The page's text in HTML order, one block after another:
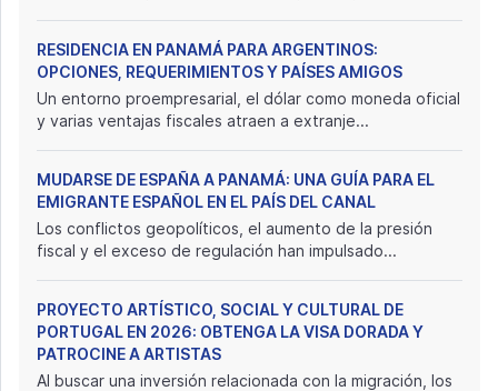
RESIDENCIA EN PANAMÁ PARA ARGENTINOS:
OPCIONES, REQUERIMIENTOS Y PAÍSES AMIGOS
Un entorno proempresarial, el dólar como moneda oficial
y varias ventajas fiscales atraen a extranje...
MUDARSE DE ESPAÑA A PANAMÁ: UNA GUÍA PARA EL
EMIGRANTE ESPAÑOL EN EL PAÍS DEL CANAL
Los conflictos geopolíticos, el aumento de la presión
fiscal y el exceso de regulación han impulsado...
PROYECTO ARTÍSTICO, SOCIAL Y CULTURAL DE
PORTUGAL EN 2026: OBTENGA LA VISA DORADA Y
PATROCINE A ARTISTAS
Al buscar una inversión relacionada con la migración, los